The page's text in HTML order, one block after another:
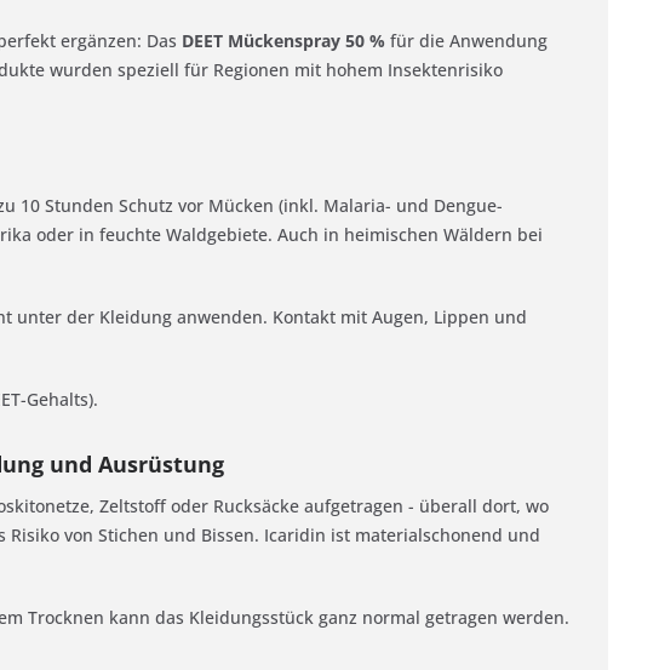
ergänzen: Das DEET Mückenspray 50 % für die Anwendung
wurden speziell für Regionen mit hohem Insektenrisiko
10 Stunden Schutz vor Mücken (inkl. Malaria- und Dengue-
oder in feuchte Waldgebiete. Auch in heimischen Wäldern bei
unter der Kleidung anwenden. Kontakt mit Augen, Lippen und
Gehalts).
und Ausrüstung
Zeltstoff oder Rucksäcke aufgetragen - überall dort, wo
von Stichen und Bissen. Icaridin ist materialschonend und
Trocknen kann das Kleidungsstück ganz normal getragen werden.